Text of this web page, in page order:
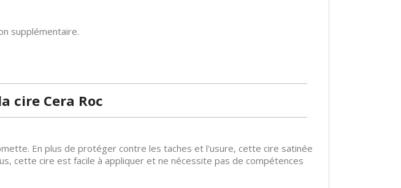
supplémentaire.
cire Cera Roc
En plus de protéger contre les taches et l'usure, cette cire satinée
cette cire est facile à appliquer et ne nécessite pas de compétences